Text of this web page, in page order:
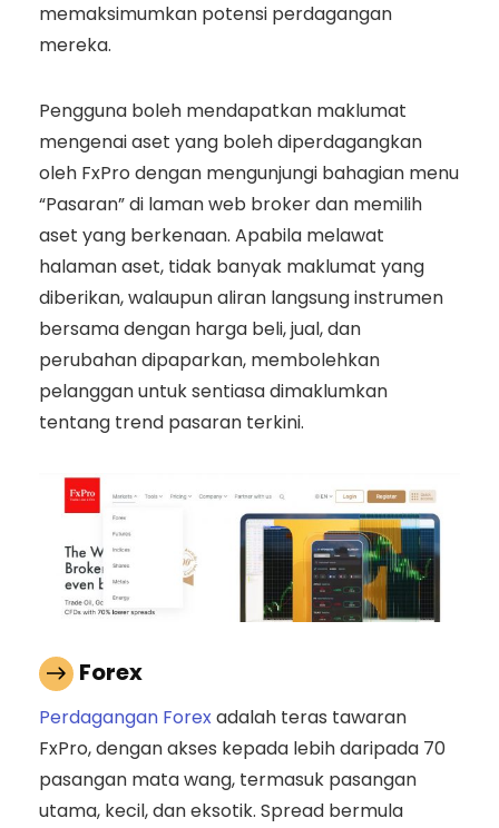
memaksimumkan potensi perdagangan
mereka.
Pengguna boleh mendapatkan maklumat
mengenai aset yang boleh diperdagangkan
oleh FxPro dengan mengunjungi bahagian menu
“Pasaran” di laman web broker dan memilih
aset yang berkenaan. Apabila melawat
halaman aset, tidak banyak maklumat yang
diberikan, walaupun aliran langsung instrumen
bersama dengan harga beli, jual, dan
perubahan dipaparkan, membolehkan
pelanggan untuk sentiasa dimaklumkan
tentang trend pasaran terkini.
Forex
Perdagangan Forexadalah teras tawaran
FxPro, dengan akses kepada lebih daripada 70
pasangan mata wang, termasuk pasangan
utama, kecil, dan eksotik. Spread bermula